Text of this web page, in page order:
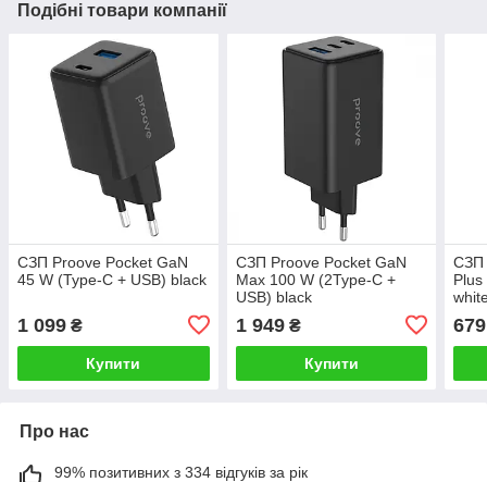
Подібні товари компанії
СЗП Proove Pocket GaN
45 W (Type-C + USB) black
1 099 ₴
Купити
СЗП Proove Pocket GaN
Max 100 W (2Type-C +
USB) black
1 949₴
Купити
СЗП
679
Про нас
99% позитивних з 334 відгуків за рік